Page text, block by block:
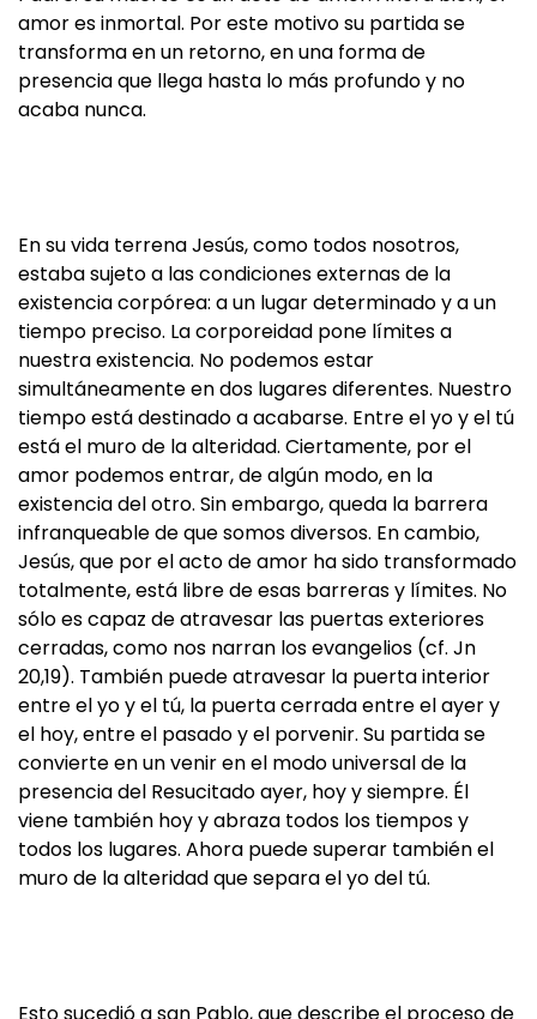
amor es inmortal. Por este motivo su partida se
transforma en un retorno, en una forma de
presencia que llega hasta lo más profundo y no
acaba nunca.
En su vida terrena Jesús, como todos nosotros,
estaba sujeto a las condiciones externas de la
existencia corpórea: a un lugar determinado y a un
tiempo preciso. La corporeidad pone límites a
nuestra existencia. No podemos estar
simultáneamente en dos lugares diferentes. Nuestro
tiempo está destinado a acabarse. Entre el yo y el tú
está el muro de la alteridad. Ciertamente, por el
amor podemos entrar, de algún modo, en la
existencia del otro. Sin embargo, queda la barrera
infranqueable de que somos diversos. En cambio,
Jesús, que por el acto de amor ha sido transformado
totalmente, está libre de esas barreras y límites. No
sólo es capaz de atravesar las puertas exteriores
cerradas, como nos narran los evangelios (cf. Jn
20,19). También puede atravesar la puerta interior
entre el yo y el tú, la puerta cerrada entre el ayer y
el hoy, entre el pasado y el porvenir. Su partida se
convierte en un venir en el modo universal de la
presencia del Resucitado ayer, hoy y siempre. Él
viene también hoy y abraza todos los tiempos y
todos los lugares. Ahora puede superar también el
muro de la alteridad que separa el yo del tú.